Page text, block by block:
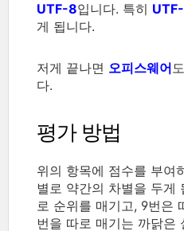
UTF-8입니다. 특히
게 됩니다.
저게 끝나면 오피스웨어
다.
평가 방법
위의 항목에 점수를 부여
별로 약간의 차별을 두게
로 순위를 매기고, 9번은
번을 따로 매기는 까닭은